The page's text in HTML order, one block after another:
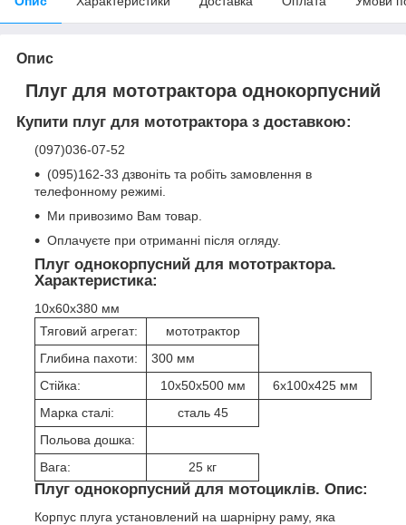
Опис
Плуг для мототрактора однокорпусний
Купити плуг для мототрактора з доставкою:
(097)036-07-52
(095)162-33 дзвоніть та робіть замовлення в
телефонному режимі.
Ми привозимо Вам товар.
Оплачуєте при отриманні після огляду.
Плуг однокорпусний для мототрактора.
Характеристика:
10х60х380 мм
Тяговий агрегат:
мототрактор
Глибина пахоти:
300 мм
Стійка:
10х50х500 мм
6х100х425 мм
Марка сталі:
сталь 45
Польова дошка:
Вага:
25 кг
Плуг однокорпусний для мотоциклів. Опис:
Корпус плуга установлений на шарнірну раму, яка